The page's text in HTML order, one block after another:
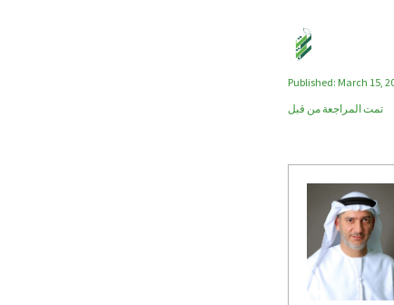
Published: March 15,
تمت المراجعة من قبل